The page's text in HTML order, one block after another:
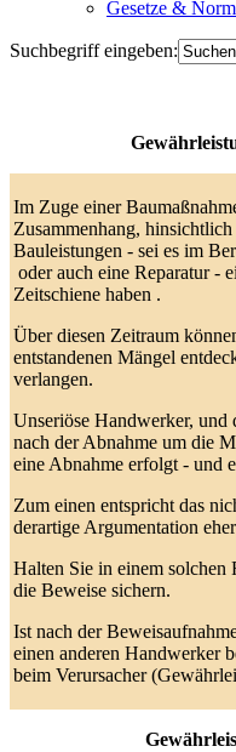
Gesetze &
Suchbegriff eingeben:
Im Zuge einer
Zusammenhang,
Bauleistungen - sei es im
oder auch eine Reparatur -
Zeitschiene haben .
Über diesen Zeitraum
entstandenen Mängel
verlangen.
Unseriöse Handwerker, und
nach der Abnahme um die
eine Abnahme erfolgt - und
Zum einen entspricht das
derartige Argumentation
Halten Sie in einem solchen
die Beweise sichern.
Ist nach der
einen anderen Handwerker
beim Verursacher